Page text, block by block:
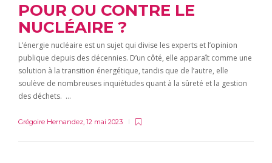
POUR OU CONTRE LE
NUCLÉAIRE ?
L’énergie nucléaire est un sujet qui divise les experts et l’opinion
publique depuis des décennies. D’un côté, elle apparaît comme une
solution à la transition énergétique, tandis que de l’autre, elle
soulève de nombreuses inquiétudes quant à la sûreté et la gestion
des déchets. …
Grégoire Hernandez, 12 mai 2023